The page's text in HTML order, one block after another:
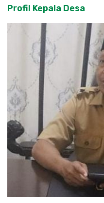
Profil Kepala Desa